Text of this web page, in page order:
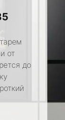
от
до